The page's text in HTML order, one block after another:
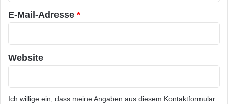
E-Mail-Adresse *
Website
Ich willige ein, dass meine Angaben aus diesem Kontaktformular